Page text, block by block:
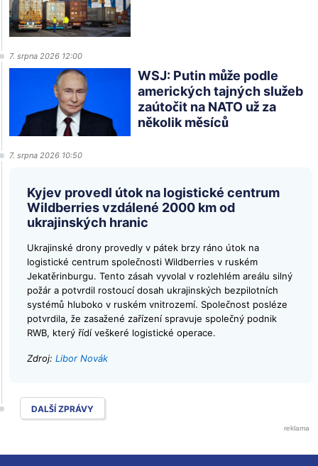
7. srpna 2026 12:00
WSJ: Putin může podle
amerických tajných služeb
zaútočit na NATO už za
několik měsíců
7. srpna 2026 10:50
Kyjev provedl útok na logistické centrum
Wildberries vzdálené 2000 km od
ukrajinských hranic
Ukrajinské drony provedly v pátek brzy ráno útok na
logistické centrum společnosti Wildberries v ruském
Jekatěrinburgu. Tento zásah vyvolal v rozlehlém areálu silný
požár a potvrdil rostoucí dosah ukrajinských bezpilotních
systémů hluboko v ruském vnitrozemí. Společnost posléze
potvrdila, že zasažené zařízení spravuje společný podnik
RWB, který řídí veškeré logistické operace.
Zdroj: Libor Novák
DALŠÍ ZPRÁVY